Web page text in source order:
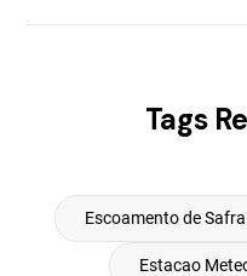
Tags
Escoamento de Safra
Estacao